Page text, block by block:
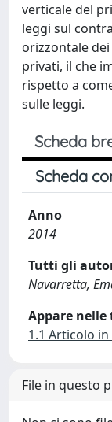
verticale del
leggi sul
orizzontale
privati, il che
rispetto a
sulle leggi.
Scheda
Scheda
Anno
2014
Tutti gli
Navarretta,
Appare nelle
1.1 Articolo
File in questo